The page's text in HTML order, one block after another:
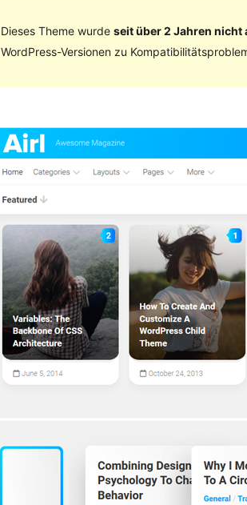
Dieses Theme wurde seit über 2 Jahren nicht
WordPress-Versionen zu